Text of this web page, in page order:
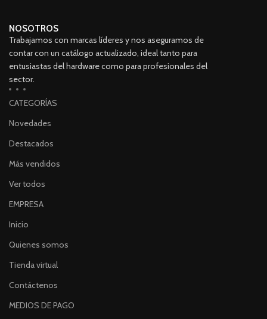
NOSOTROS
Trabajamos con marcas líderes y nos aseguramos de
contar con un catálogo actualizado, ideal tanto para
entusiastas del hardware como para profesionales del
sector.
CATEGORÍAS
Novedades
Destacados
Más vendidos
Ver todos
EMPRESA
Inicio
Quienes somos
Tienda virtual
Contáctenos
MEDIOS DE PAGO